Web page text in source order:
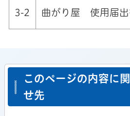
3-2 曲がり屋 使用届出
このページの内容に
せ先